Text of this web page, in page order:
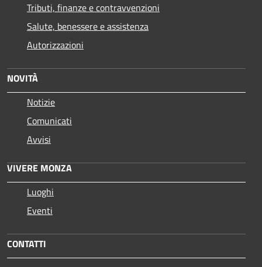
Tributi, finanze e contravvenzioni
Salute, benessere e assistenza
Autorizzazioni
NOVITÀ
Notizie
Comunicati
Avvisi
VIVERE MONZA
Luoghi
Eventi
CONTATTI